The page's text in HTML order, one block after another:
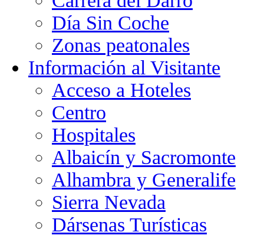
Día Sin Coche
Zonas peatonales
Información al Visitante
Acceso a Hoteles
Centro
Hospitales
Albaicín y Sacromonte
Alhambra y Generalife
Sierra Nevada
Dársenas Turísticas